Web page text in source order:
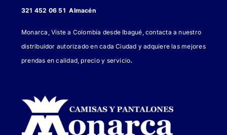
321 452 06 51 Almacén
Monarca, Viste a Colombia desde Ibagué, contacta a nuestro
distribuidor autorizado en cada Ciudad y adquiere las mejores
prendas en calidad, precio y servicio.